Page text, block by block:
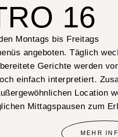
16
Montags bis Freitags
angeboten. Täglich
Gerichte werden
einfach interpretiert.
Location
Mittagspausen zum
MEHR